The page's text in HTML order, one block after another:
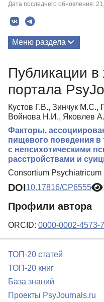
Дата последнего обновления:
Меню раздела
Публикации в
портала
Кустов Г.В., Зинчук
Войнова Н.И., Яковлев
Факторы,
пищевого поведения в
с непсихотическими
расстройствами и
Consortium Psychiatricum
DOI10.17816/CP6555
Профили автора
ORCID: 0000-0002-4573-
ТОП-20 статей
ТОП-20 книг
База знаний
Проекты PsyJournals.ru